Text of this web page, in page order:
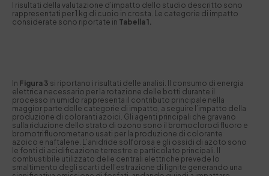
I risultati della valutazione d’impatto dello studio descritto sono
rappresentati per 1 kg di cuoio in crosta. Le categorie di impatto
considerate sono riportate in Tabella 1.
In Figura 3 si riportano i risultati delle analisi. Il consumo di energia
elettrica necessario per la rotazione delle botti durante il
processo in umido rappresenta il contributo principale nella
maggior parte delle categorie di impatto, a seguire l’impatto della
produzione di coloranti azoici. Gli agenti principali che gravano
sulla riduzione dello strato di ozono sono il bromoclorodifluoro e
bromotrifluorometano usati per la produzione di colorante
azoico e naftalene. L’anidride solforosa e gli ossidi di azoto sono
le fonti di acidificazione terrestre e particolato principali. Il
combustibile utilizzato delle centrali elettriche prevede lo
smaltimento degli scarti dell’estrazione di lignite generando una